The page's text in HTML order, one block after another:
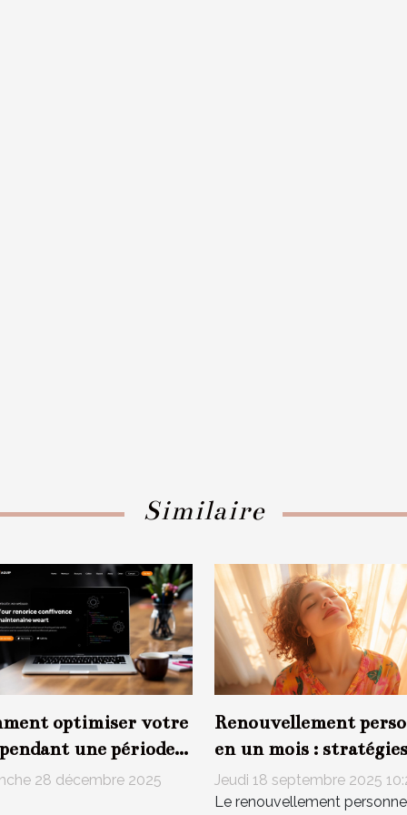
Similaire
optimiser votre
une période
?
28 décembre 2025
Renouvellement
en un mois :
impacts
Jeudi 18 septembre 2025
Le renouvellement